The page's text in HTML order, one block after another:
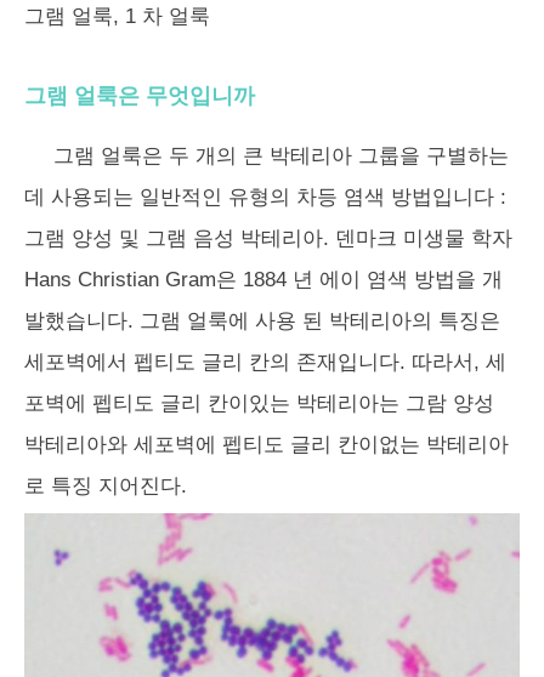
그램 얼룩, 1 차 얼룩
그램 얼룩은 무엇입니까
그램 얼룩은 두 개의 큰 박테리아 그룹을 구별하는
데 사용되는 일반적인 유형의 차등 염색 방법입니다 :
그램 양성 및 그램 음성 박테리아. 덴마크 미생물 학자
Hans Christian Gram은 1884 년 에이 염색 방법을 개
발했습니다. 그램 얼룩에 사용 된 박테리아의 특징은
세포벽에서 펩티도 글리 칸의 존재입니다. 따라서, 세
포벽에 펩티도 글리 칸이있는 박테리아는 그람 양성
박테리아와 세포벽에 펩티도 글리 칸이없는 박테리아
로 특징 지어진다.